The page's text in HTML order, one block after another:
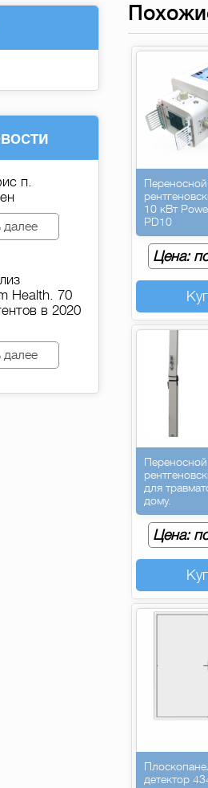
п.
далее
Health. 70
в 2020
далее
Переносной
10 кВт
PD10
Цена:
Переносной
для
дому.
Цена:
детектор